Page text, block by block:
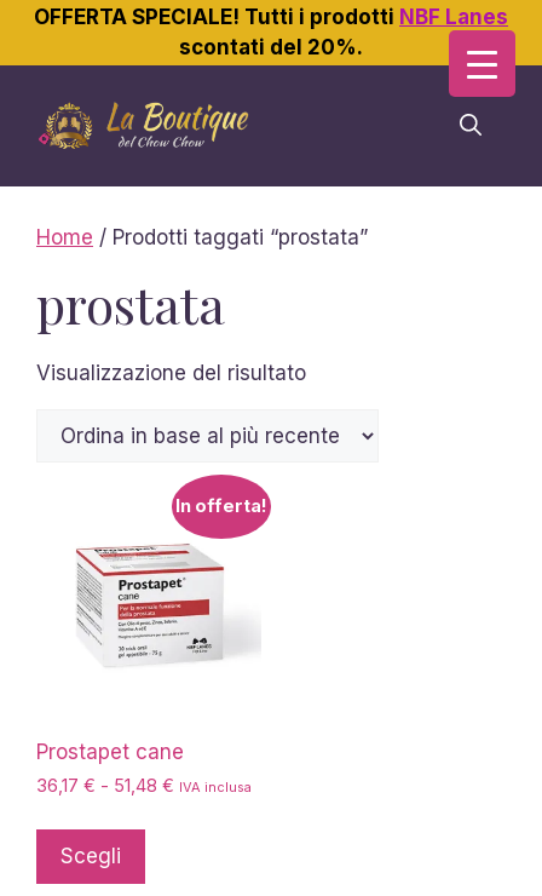
OFFERTA SPECIALE! Tutti i prodotti NBF Lanes
scontati del 20%.
contenuto
Home / Prodotti taggati “prostata”
prostata
Visualizzazione del risultato
In offerta!
Prostapet cane
36,17 € - 51,48 € Fascia
IVA inclusa
Scegli
ha